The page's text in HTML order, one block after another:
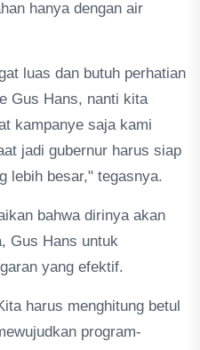
hanya dengan air
luas dan butuh perhatian
Gus Hans, nanti kita
kampanye saja kami
jadi gubernur harus siap
lebih besar," tegasnya.
bahwa dirinya akan
Gus Hans untuk
yang efektif.
harus menghitung betul
program-